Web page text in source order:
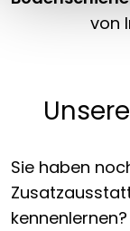
von
Sie haben
kennenlernen?